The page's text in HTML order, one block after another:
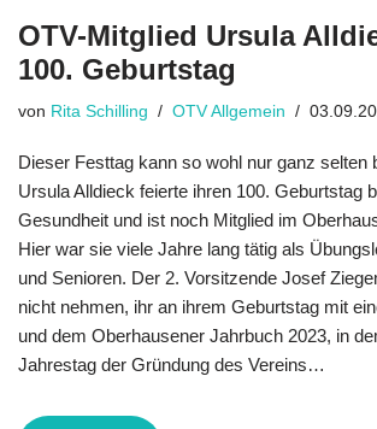
OTV-Mitglied Ursula
100. Geburtstag
von Rita Schilling OTV Allgemein
Dieser Festtag kann so wohl nur ganz selten
Ursula Alldieck feierte ihren 100. Geburtstag
Gesundheit und ist noch Mitglied im
Hier war sie viele Jahre lang tätig als
und Senioren. Der 2. Vorsitzende Josef
nicht nehmen, ihr an ihrem Geburtstag mit
und dem Oberhau­sener Jahrbuch 2023, in
Jahrestag der Gründung des Vereins…